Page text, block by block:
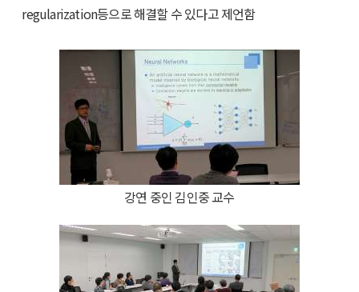
regularization등으로 해결할 수 있다고 제언함
강연 중인 김인중 교수